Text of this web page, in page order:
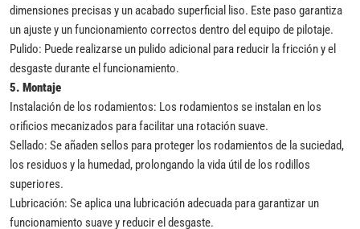
dimensiones precisas y un acabado superficial liso. Este paso garantiza
un ajuste y un funcionamiento correctos dentro del equipo de pilotaje.
Pulido: Puede realizarse un pulido adicional para reducir la fricción y el
desgaste durante el funcionamiento.
5. Montaje
Instalación de los rodamientos: Los rodamientos se instalan en los
orificios mecanizados para facilitar una rotación suave.
Sellado: Se añaden sellos para proteger los rodamientos de la suciedad,
los residuos y la humedad, prolongando la vida útil de los rodillos
superiores.
Lubricación: Se aplica una lubricación adecuada para garantizar un
funcionamiento suave y reducir el desgaste.